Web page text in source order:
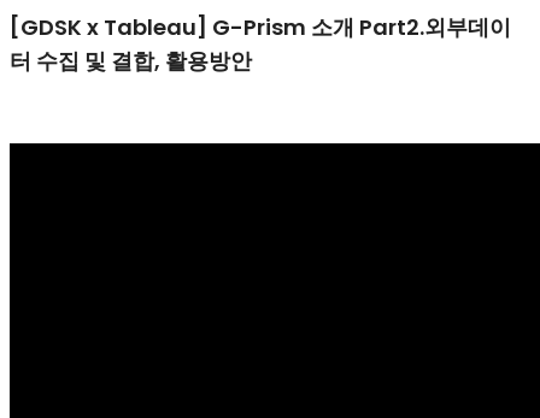
[GDSK x Tableau] G-Prism 소개 Part2.외부데이
터 수집 및 결합, 활용방안